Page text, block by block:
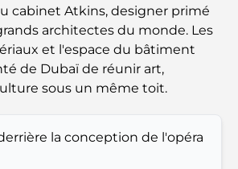
hôtels de Business Bay, à Dubaï :
cafés avec vue à Dubaï : un parfait
et de paysages
gastronomiques exceptionnelles à
cabinet Atkins, designer primé
architectes du monde. Les
et l'espace du bâtiment
de Dubaï de réunir art,
sous un même toit.
la conception de l'opéra